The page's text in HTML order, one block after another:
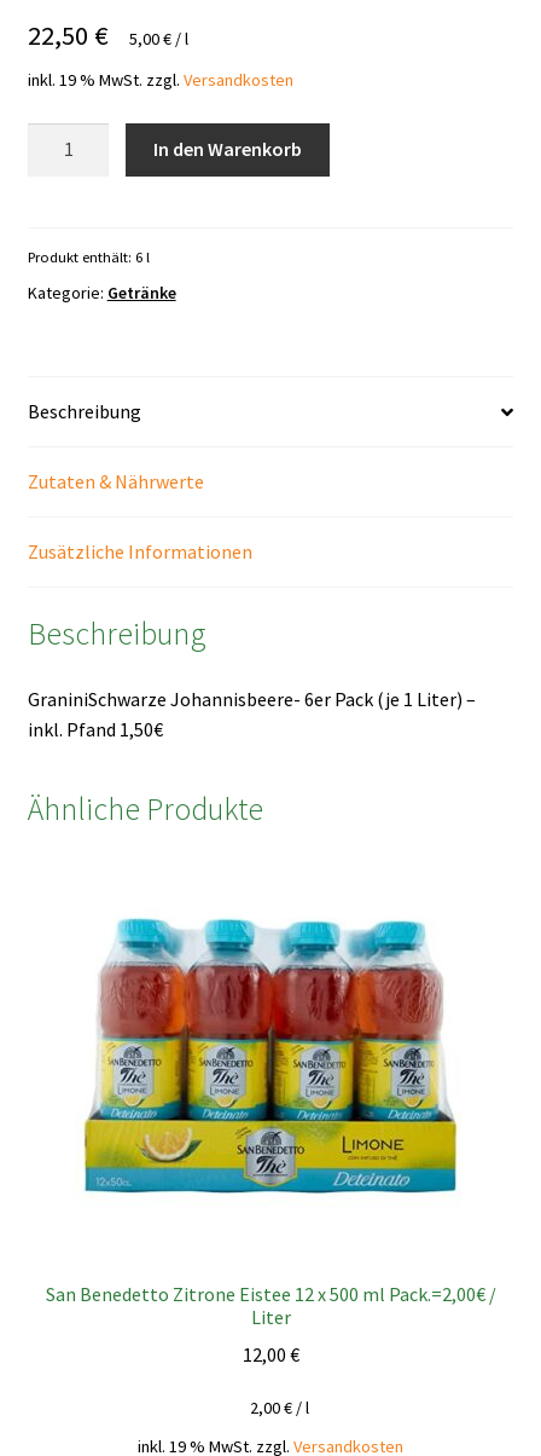
22,50 € 5,00€ /l
inkl. 19 % MwSt. zzgl. Versandkosten
6
x
incl.
In den Warenkorb
Produkt enthält: 6 l
Kategorie: Getränke
Beschreibung
Zutaten & Nährwerte
Zusätzliche Informationen
Beschreibung
GraniniSchwarze Johannisbeere- 6er Pack (je 1 Liter) –
inkl. Pfand 1,50€
Ähnliche Produkte
San Benedetto Zitrone Eistee 12 x 500 ml Pack.=2,00€ /
Liter
12,00 €
2,00€/l
inkl. 19 % MwSt. zzgl. Versandkosten